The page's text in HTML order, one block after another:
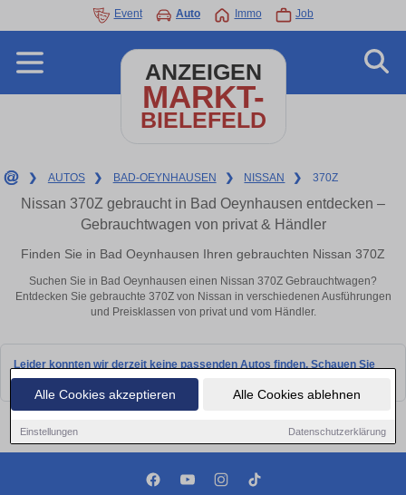
Alle Cookies akzeptieren Alle Cookies ablehnen
Einstellungen Datenschutzerklärung
Event Auto Immo Job
ANZEIGEN
MARKT-
BIELEFELD
❯ AUTOS ❯ BAD-OEYNHAUSEN ❯ NISSAN ❯ 370Z
Nissan 370Z gebraucht in Bad Oeynhausen entdecken –
Gebrauchtwagen von privat & Händler
Finden Sie in Bad Oeynhausen Ihren gebrauchten Nissan 370Z
Suchen Sie in Bad Oeynhausen einen Nissan 370Z Gebrauchtwagen?
Entdecken Sie gebrauchte 370Z von Nissan in verschiedenen Ausführungen
und Preisklassen von privat und vom Händler.
Leider konnten wir derzeit keine passenden Autos finden. Schauen Sie
bald wieder vorbei!